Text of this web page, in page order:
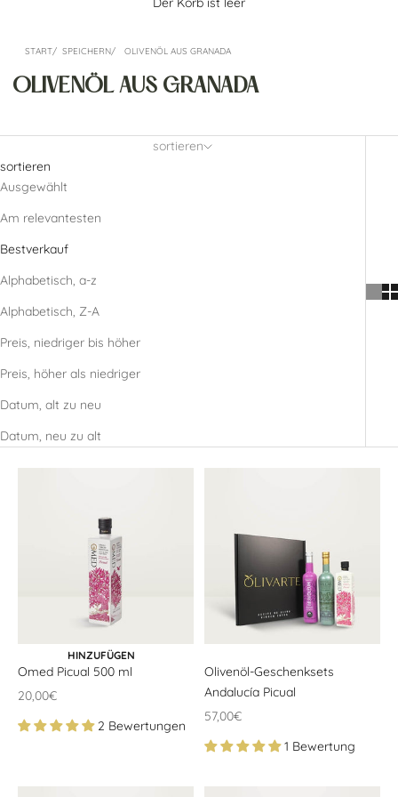
START SPEICHERN OLIVENÖL AUS GRANADA
OLIVENÖL AUS GRANADA
sortieren
sortieren
Ausgewählt
Am relevantesten
Bestverkauf
Alphabetisch, a-z
Alphabetisch, Z-A
Preis, niedriger bis höher
Preis, höher als niedriger
Datum, alt zu neu
Datum, neu zu alt
IN DEN WARENKORB
HINZUFÜGEN
Omed Picual 500 ml
Angebotspreis
20,00€
2 Bewertungen
Olivenöl-Geschenksets
Andalucía Picual
Angebotspreis
57,00€
1 Bewertung